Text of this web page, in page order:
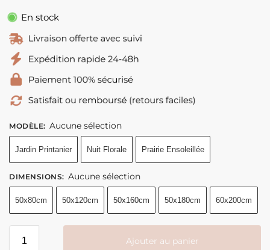
En stock
MODÈLE: Aucune sélection
Jardin Printanier Nuit Florale Prairie Ensoleillée
DIMENSIONS: Aucune sélection
50x80cm 50x120cm 50x160cm 50x180cm 60x200cm
Ajouter au panier